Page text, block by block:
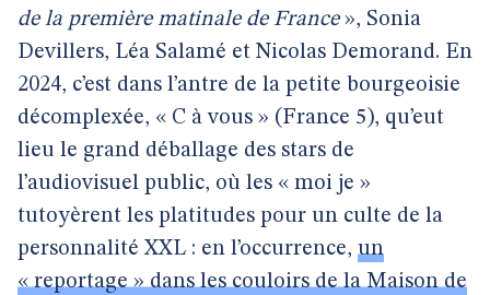
de la première matinale de France», Sonia
Devillers, Léa Salamé et Nicolas Demorand. En
2024, c’est dans l’antre de la petite bourgeoisie
décomplexée, « C à vous » (France 5), qu’eut
lieu le grand déballage des stars de
l’audiovisuel public, où les « moi je »
tutoyèrent les platitudes pour un culte de la
personnalité XXL : en l’occurrence, un
« reportage » dans les couloirs de la Maison de